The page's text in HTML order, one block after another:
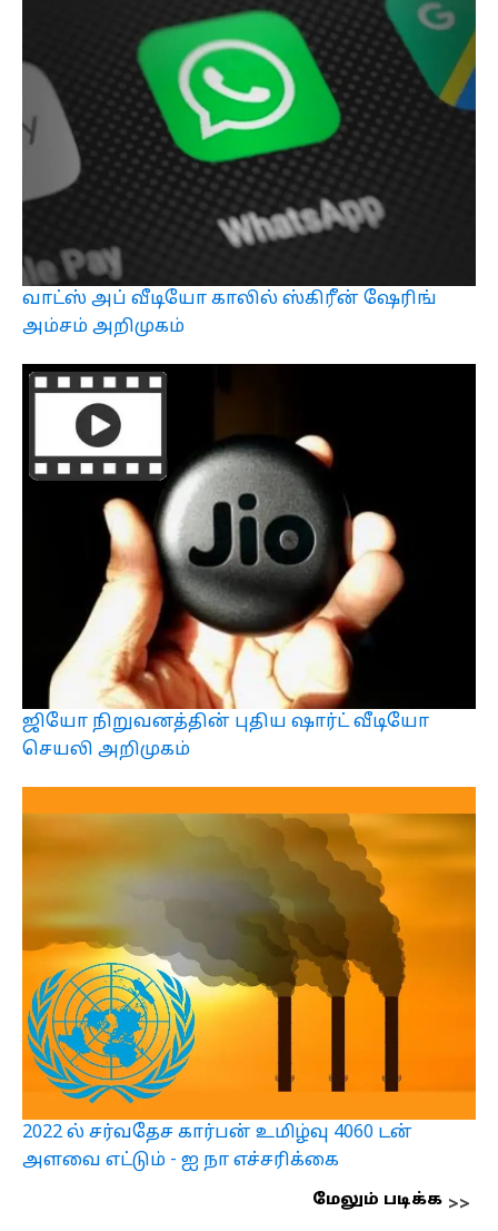
வாட்ஸ் அப் வீடியோ காலில் ஸ்கிரீன் ஷேரிங்
அம்சம் அறிமுகம்
ஜியோ நிறுவனத்தின் புதிய ஷார்ட் வீடியோ
செயலி அறிமுகம்
2022 ல் சர்வதேச கார்பன் உமிழ்வு 4060 டன்
அளவை எட்டும் - ஐ நா எச்சரிக்கை
மேலும் படிக்க